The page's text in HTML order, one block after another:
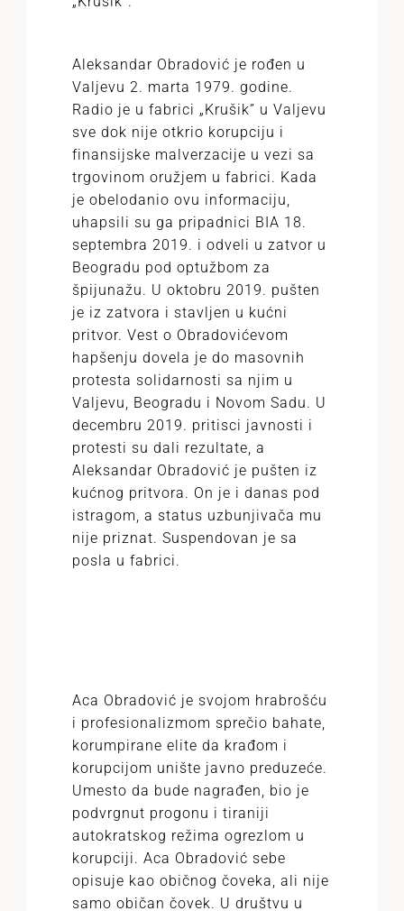
Aleksandar Obradović je rođen u
Valjevu 2. marta 1979. godine.
Radio je u fabrici „Krušik” u Valjevu
sve dok nije otkrio korupciju i
finansijske malverzacije u vezi sa
trgovinom oružjem u fabrici. Kada
je obelodanio ovu informaciju,
uhapsili su ga pripadnici BIA 18.
septembra 2019. i odveli u zatvor u
Beogradu pod optužbom za
špijunažu. U oktobru 2019. pušten
je iz zatvora i stavljen u kućni
pritvor. Vest o Obradovićevom
hapšenju dovela je do masovnih
protesta solidarnosti sa njim u
Valjevu, Beogradu i Novom Sadu. U
decembru 2019. pritisci javnosti i
protesti su dali rezultate, a
Aleksandar Obradović je pušten iz
kućnog pritvora. On je i danas pod
istragom, a status uzbunjivača mu
nije priznat. Suspendovan je sa
posla u fabrici.
Aca Obradović je svojom hrabrošću
i profesionalizmom sprečio bahate,
korumpirane elite da krađom i
korupcijom unište javno preduzeće.
Umesto da bude nagrađen, bio je
podvrgnut progonu i tiraniji
autokratskog režima ogrezlom u
korupciji. Aca Obradović sebe
opisuje kao običnog čoveka, ali nije
samo običan čovek. U društvu u